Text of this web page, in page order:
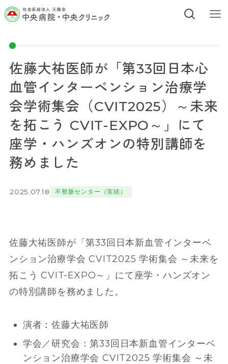
佐藤大祐医師が「第33回日本心
血管インターベンション治療学
会学術集会（CVIT2025）～未来
を拓こう CVIT-EXPO～」にて
座学・ハンズオンの特別講師を
務めました
不整脈センター（実績）
2025.07.18
佐藤大祐医師が「第33回日本新血管インターベ
ンション治療学会 CVIT2025 学術集会 ～未来を
拓こう CVIT-EXPO～」にて座学・ハンズオン
の特別講師を務めました。
演者：佐藤大祐医師
学会／研究会：第33回日本新血管インターベ
ンション治療学会 CVIT2025 学術集会 ～未